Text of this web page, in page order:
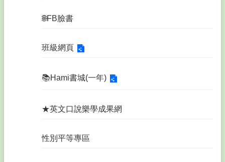
🌐FB臉書
班級網頁
📚Hami書城(一年)
★英文口說樂學成果網
性別平等專區